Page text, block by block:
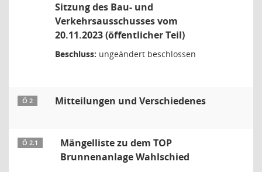
Sitzung des Bau- und
Verkehrsausschusses vom
20.11.2023 (öffentlicher Teil)
Beschluss: ungeändert beschlossen
Ö 2 Mitteilungen und Verschiedenes
Ö 2.1
Mängelliste zu dem TOP
Brunnenanlage Wahlschied